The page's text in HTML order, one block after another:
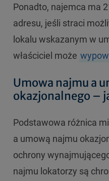
Ponadto, najemca ma
adresu, jeśli straci
lokalu wskazanym w
właściciel może
Umowa najmu a
okazjonalnego –
Podstawowa różnica
a umową najmu
ochrony
najmu lokatorzy są